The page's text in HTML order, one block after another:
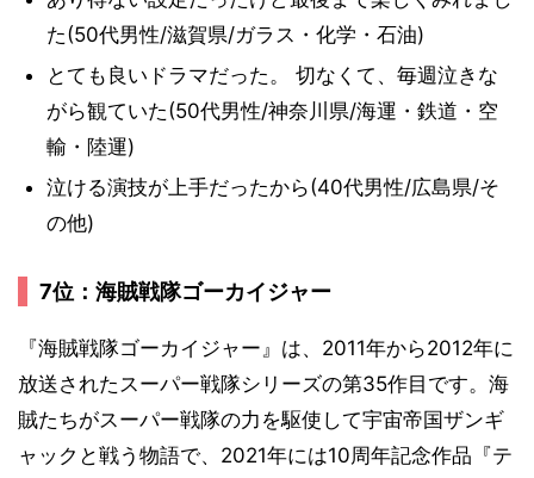
た(50代男性/滋賀県/ガラス・化学・石油)
とても良いドラマだった。 切なくて、毎週泣きな
がら観ていた(50代男性/神奈川県/海運・鉄道・空
輸・陸運)
泣ける演技が上手だったから(40代男性/広島県/そ
の他)
7位：海賊戦隊ゴーカイジャー
『海賊戦隊ゴーカイジャー』は、2011年から2012年に
放送されたスーパー戦隊シリーズの第35作目です。海
賊たちがスーパー戦隊の力を駆使して宇宙帝国ザンギ
ャックと戦う物語で、2021年には10周年記念作品『テ